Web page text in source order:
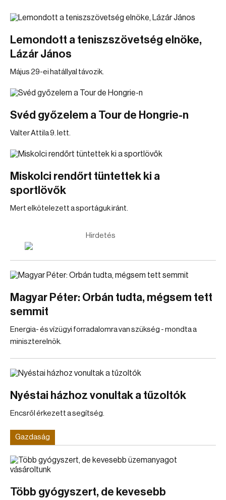
Lemondott a teniszszövetség elnöke,
Lázár János
Május 29-ei hatállyal távozik.
Svéd győzelem a Tour de Hongrie-n
Valter Attila 9. lett.
Miskolci rendőrt tüntettek ki a
sportlövők
Mert elkötelezett a sportáguk iránt.
Hirdetés
Magyar Péter: Orbán tudta, mégsem tett
semmit
Energia- és vízügyi forradalomra van szükség - mondta a
miniszterelnök.
Nyéstai házhoz vonultak a tűzoltók
Encsről érkezett a segítség.
Gazdaság
Több gyógyszert, de kevesebb